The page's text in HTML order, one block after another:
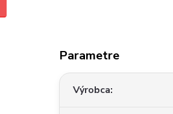
Parametre
Výrobca